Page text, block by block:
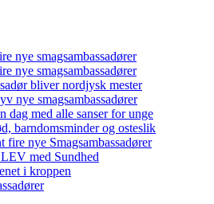
nye smagsambassadører
nye smagsambassadører
bliver nordjysk mester
nye smagsambassadører
dag med alle sanser for unge
barndomsminder og osteslik
nye Smagsambassadører
med Sundhed
i kroppen